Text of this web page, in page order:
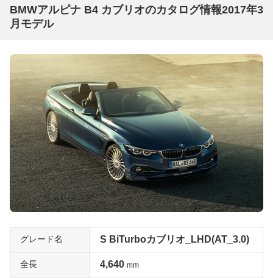
BMWアルピナ B4 カブリオのカタログ情報2017年3
月モデル
グレード名 S BiTurboカブリオ_LHD(AT_3.0)
全長 4,640 mm